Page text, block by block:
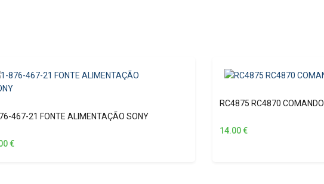
467-21 FONTE ALIMENTAÇÃO SONY
€
RC4875 RC4870 COMANDO
14.00€